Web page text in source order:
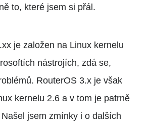
to, které jsem si přál.
je založen na Linux kernelu
nástrojích, zdá se,
RouterOS 3.x je však
kernelu 2.6 a v tom je patrně
jsem zmínky i o dalších